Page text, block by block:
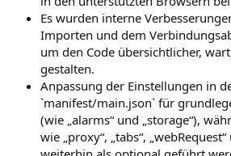
Es wurden interne
Importen und dem
um den Code übersichtlicher,
gestalten.
Anpassung der Einstellungen in
`manifest/main.json` für
(wie „alarms“ und „storage“),
wie „proxy“, „tabs“,